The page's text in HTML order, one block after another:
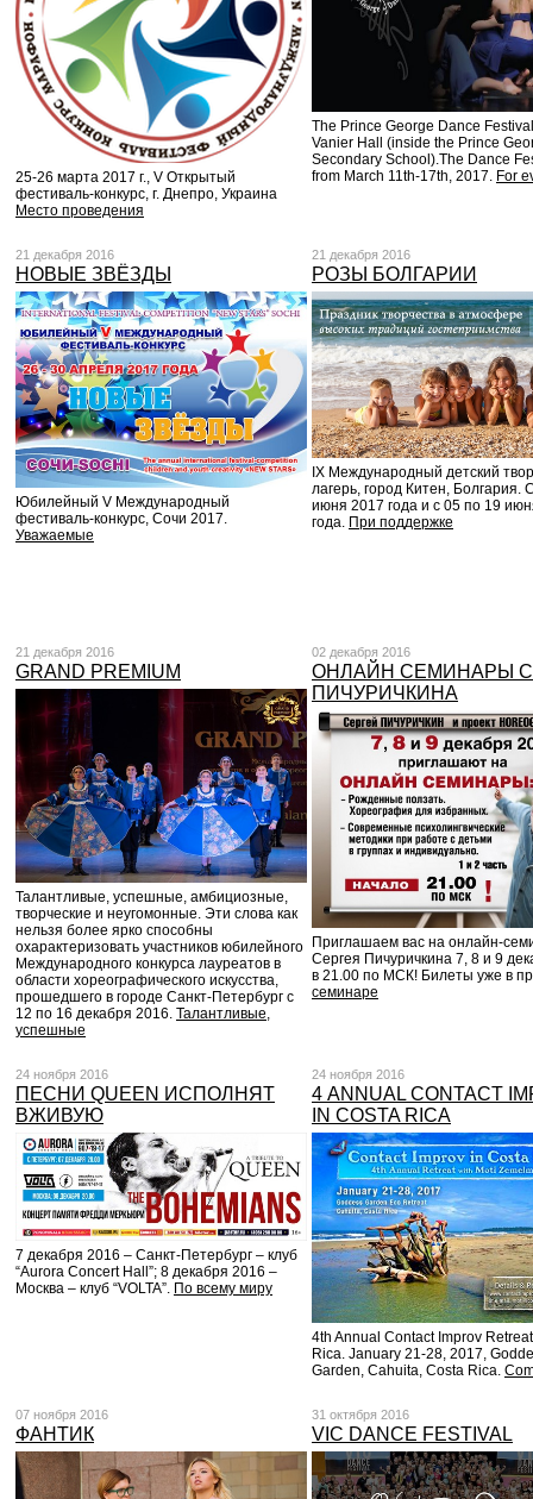
25-26 марта 2017 г., V Открытый
фестиваль-конкурс, г. Днепро, Украина
Место проведения
The Prince George Dance
Vanier Hall (inside the Prince
Secondary School).The Dance
from March 11th-17th, 2017. For
21 декабря 2016
НОВЫЕ ЗВЁЗДЫ
Юбилейный V Международный
фестиваль-конкурс, Сочи 2017.
Уважаемые
21 декабря 2016
РОЗЫ БОЛГАРИИ
IX Международный детский
лагерь, город Китен, Болгария.
июня 2017 года и с 05 по 19
года. При поддержке
21 декабря 2016
GRAND PREMIUM
Талантливые, успешные, амбициозные,
творческие и неугомонные. Эти слова как
нельзя более ярко способны
охарактеризовать участников юбилейного
Международного конкурса лауреатов в
области хореографического искусства,
прошедшего в городе Санкт-Петербург с
12 по 16 декабря 2016. Талантливые,
успешные
02 декабря 2016
ОНЛАЙН СЕМИНАРЫ
ПИЧУРИЧКИНА
Приглашаем вас на онлайн-
Сергея Пичуричкина 7, 8 и 9
в 21.00 по МСК! Билеты уже в
семинаре
24 ноября 2016
ПЕСНИ QUEEN ИСПОЛНЯТ
ВЖИВУЮ
7 декабря 2016 – Санкт-Петербург – клуб
“Aurora Concert Hall”; 8 декабря 2016 –
Москва – клуб “VOLTA”. По всему миру
24 ноября 2016
4 ANNUAL CONTACT
IN COSTA RICA
4th Annual Contact Improv
Rica. January 21-28, 2017,
Garden, Cahuita, Costa Rica.
07 ноября 2016
ФАНТИК
31 октября 2016
VIC DANCE FESTIVAL